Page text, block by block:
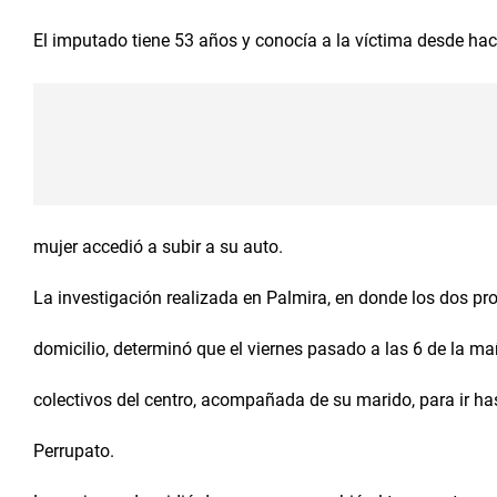
El imputado tiene 53 años y conocía a la víctima desde
mujer accedió a subir a su auto.
La investigación realizada en Palmira, en donde los dos
domicilio, determinó que el viernes pasado a las 6 de la
colectivos del centro, acompañada de su marido, para ir
Perrupato.